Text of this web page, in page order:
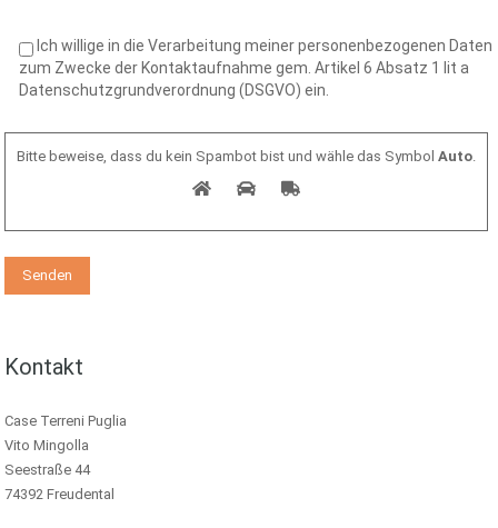
Ich willige in die Verarbeitung meiner personenbezogenen Daten
zum Zwecke der Kontaktaufnahme gem. Artikel 6 Absatz 1 lit a
Datenschutzgrundverordnung (DSGVO) ein.
Bitte beweise, dass du kein Spambot bist und wähle das Symbol Auto.
Kontakt
Case Terreni Puglia
Vito Mingolla
Seestraße 44
74392 Freudental